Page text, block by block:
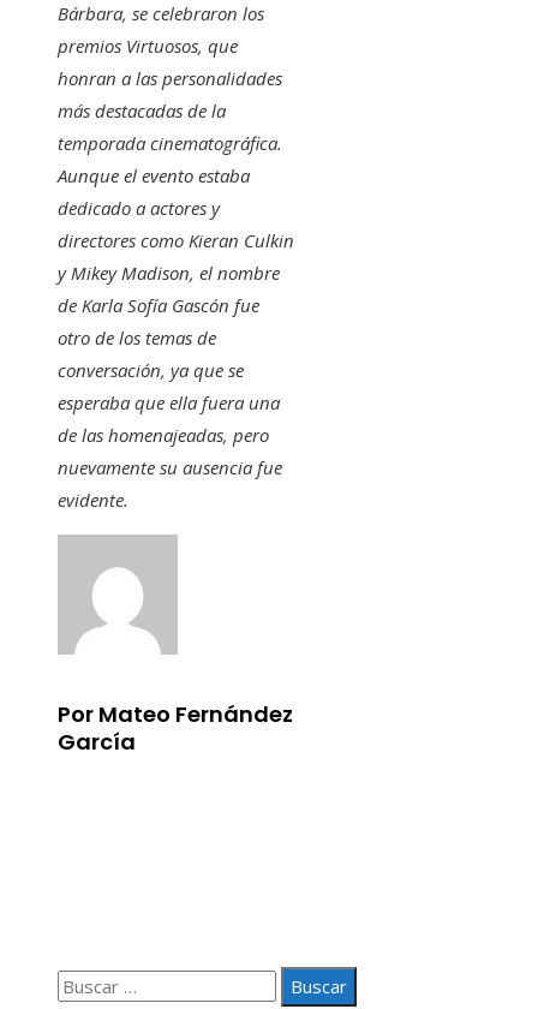
Bárbara, se celebraron los
premios Virtuosos, que
honran a las personalidades
más destacadas de la
temporada cinematográfica.
Aunque el evento estaba
dedicado a actores y
directores como Kieran Culkin
y Mikey Madison, el nombre
de Karla Sofía Gascón fue
otro de los temas de
conversación, ya que se
esperaba que ella fuera una
de las homenajeadas, pero
nuevamente su ausencia fue
evidente.
Por Mateo Fernández
García
Buscar: